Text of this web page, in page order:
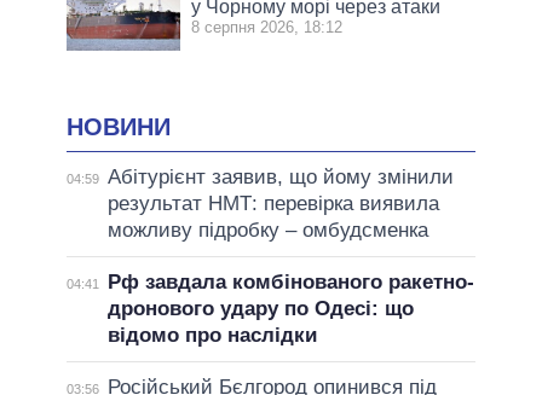
у Чорному морі через атаки
8 серпня 2026, 18:12
НОВИНИ
04:59 Абітурієнт заявив, що йому змінили
результат НМТ: перевірка виявила
можливу підробку – омбудсменка
04:41
Рф завдала комбінованого ракетно-
дронового удару по Одесі: що
відомо про наслідки
03:56
Російський Бєлгород опинився під